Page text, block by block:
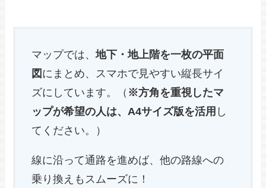
マップでは、地下・地上階を一枚の平面
図 にまとめ、スマホで見やすい縦長サイ
ズにしています。（ ※方角を重視したマ
ップが希望の人は、A4サイズ版を活用 し
てください。）
線に沿って通路を進めば、他の路線への
乗り換えもスムーズに！